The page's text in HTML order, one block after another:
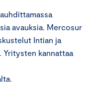
avauksia. Mercosur
Intian ja
Yritysten kannattaa